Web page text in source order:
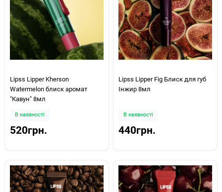
Lipss Lipper Kherson
Watermelon блиск аромат
"Кавун" 8мл
В наявності
520грн.
Lipss Lipper Fig Блиск для губ
Інжир 8мл
В наявності
440грн.